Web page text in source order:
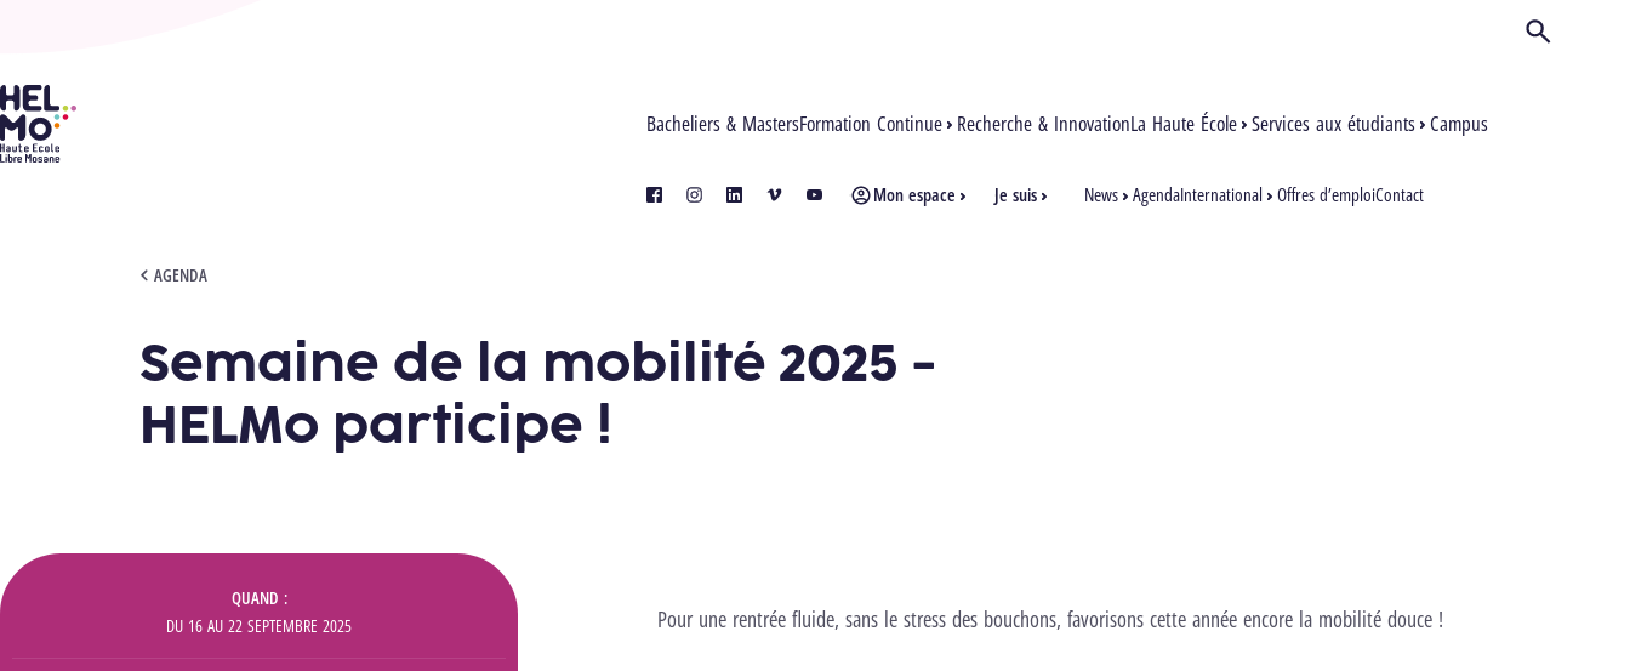
HELMo
Bacheliers & MastersFormation Continue Recherche & InnovationLa Haute École Services aux étudiants Campus
Mon espace Je suis News AgendaInternational Offres d’emploiContact
facebookinstagramlinkedinvimeo youtube
Ouvrir/
AGENDA
SEMAINE DE LA MOBILITÉ 2025 - HELMO PARTICIPE !
Semaine de la mobilité 2025 -
HELMo participe !
QUAND
DU 16 AU22 SEPTEMBRE 2025 Pour une rentrée fluide, sans le stress des bouchons, favorisons cette année encore la mobilité douce !